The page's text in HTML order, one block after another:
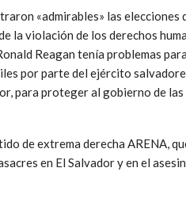
«admirables» las elecciones
la violación de los derechos
Reagan tenía problemas
por parte del ejército
para proteger al gobierno de
de extrema derecha ARENA,
en El Salvador y en el